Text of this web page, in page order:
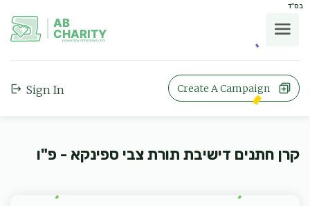
בס"ד
AB
CHARITY
powerd by ahblicklive.com
Sign In Create A Campaign
קרן חתנים דישיבת תורת צבי ספינקא - פ"ו